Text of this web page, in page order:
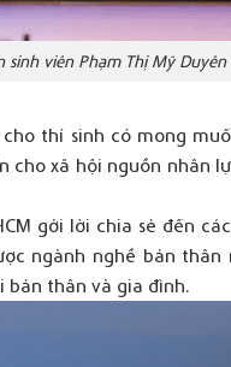
viên Phạm Thị Mỹ Duyên
thí sinh có mong
xã hội nguồn nhân
gởi lời chia sẻ đến
ngành nghề bản thân
bản thân và gia đình.